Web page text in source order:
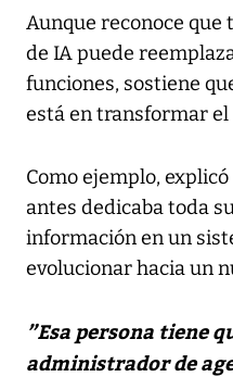
Aunque reconoce
de IA puede
funciones, sostiene
está en transformar
Como ejemplo,
antes dedicaba toda
información en un
evolucionar hacia un
”Esa persona tiene
administrador de